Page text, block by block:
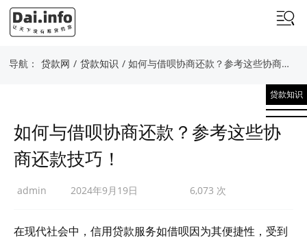
导航： 贷款网 / 贷款知识 / 如何与借呗协商还款？参考这些协商还款技巧！
贷款知识
如何与借呗协商还款？参考这些协
商还款技巧！
admin 2024年9月19日 6,073 次
在现代社会中，信用贷款服务如借呗因为其便捷性，受到